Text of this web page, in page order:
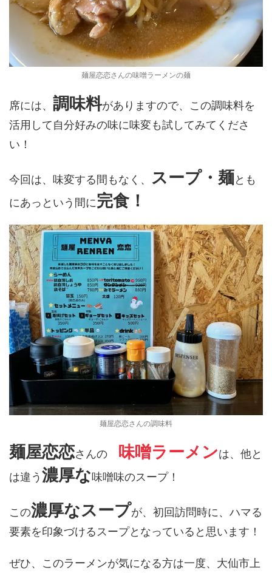
麺屋恋恋さんの味噌ラーメンの麺
席には、 調味料がありますので、この調味料を
活用して自分好みの味に味変も試してみてくださ
い！
今回は、味変する間もなく、 スープ・麺とも
にあっという間に完食！
麺屋恋恋さんの調味料
麺屋恋恋さんの 味噌ラーメンは、他と
は違う濃厚な味噌味のスープ！
この濃厚なスープが、初回訪問時に、ハマる
要素を印象づけるスープとなっていると思います！
ぜひ、このラーメンが気になる方は一度、大仙市上